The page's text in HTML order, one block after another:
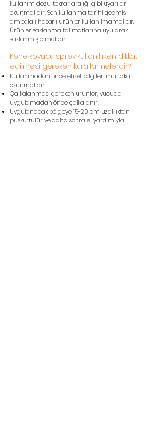
kullanım dozu, tekrar aralığı gibi uyarılar
okunmalıdır. Son kullanma tarihi geçmiş,
ambalajı hasarlı ürünler kullanılmamalıdır.
Ürünler saklanma talimatlarına uyularak
saklanmış olmalıdır.
Kene kovucu sprey kullanılırken dikkat
edilmesi gereken kurallar nelerdir?
Kullanmadan önce etiket bilgileri mutlaka
okunmalıdır.
Çalkalanması gereken ürünler, vücuda
uygulamadan önce çalkalanır.
Uygulanacak bölgeye 15-20 cm uzaklıktan
püskürtülür ve daha sonra el yardımıyla